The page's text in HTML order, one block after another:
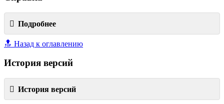
Подробнее
🔝 Назад к оглавлению
История версий
История версий